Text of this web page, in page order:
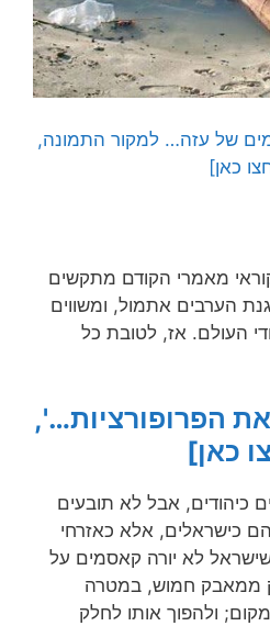
של עזה… למקור התמונה,
כאן]
מאמרי הקודם מתקשים
הערבים אתמול, ומשווים
העולם. אז, לטובת כל
הפרופורציות…',
כאן]
כיהודים, אבל לא תובעים
כישראלים, אלא כאזרחי
שישראל לא יורה קאסמים על
ממאבק חמוש, במטרה
ולהפוך אותו לחלק